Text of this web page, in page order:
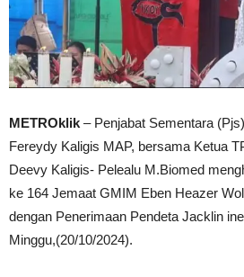
METROklik – Penjabat Sementara
Fereydy Kaligis MAP, bersama Ketua
Deevy Kaligis- Pelealu M.Biomed
ke 164 Jemaat GMIM Eben Heazer
dengan Penerimaan Pendeta Jacklin
Minggu,(20/10/2024).